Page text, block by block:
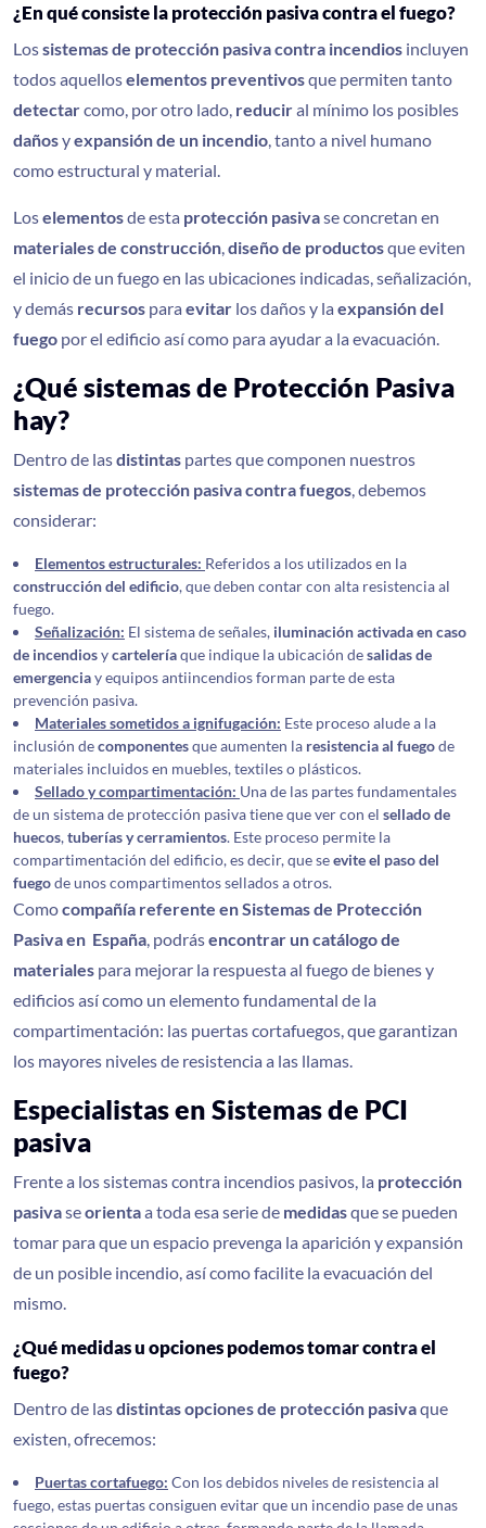
¿En qué consiste la protección pasiva contra el fuego?
Lossistemas de protección pasiva contra incendios incluyen
todos aquelloselementos preventivosque permiten tanto
detectarcomo, por otro lado, reduciral mínimo los posibles
dañosyexpansión de un incendio, tanto a nivel humano
como estructural y material.
Loselementosde esta protección pasivase concretan en
materiales de construcción,diseño de productosque eviten
el inicio de un fuego en las ubicaciones indicadas, señalización,
y demás recursos para evitar los daños y la expansión del
fuego por el edificio así como para ayudar a la evacuación.
¿Qué sistemas de Protección Pasiva
hay?
Dentro de lasdistintas partes que componen nuestros
sistemas de protección pasiva contra fuegos, debemos
considerar:
Elementos estructurales: Referidos a los utilizados en la
construcción del edificio, que deben contar con alta resistencia al
fuego.
Señalización: El sistema de señales, iluminación activada en caso
de incendiosycarteleríaque indique la ubicación desalidas de
emergenciay equipos antiincendios forman parte de esta
prevención pasiva.
Materiales sometidos a ignifugación: Este proceso alude a la
inclusión decomponentesque aumenten la resistencia al fuegode
materiales incluidos en muebles, textiles o plásticos.
Sellado y compartimentación: Una de las partes fundamentales
de un sistema de protección pasiva tiene que ver con el sellado de
huecos,tuberías y cerramientos. Este proceso permite la
compartimentación del edificio, es decir, que seevite el paso del
fuegode unos compartimentos sellados a otros.
Comocompañía referente en Sistemas de Protección
Pasiva en España, podrásencontrar un catálogo de
materiales para mejorar la respuesta al fuego de bienes y
edificios así como un elemento fundamental de la
compartimentación: las puertas cortafuegos, que garantizan
los mayores niveles de resistencia a las llamas.
Especialistas en Sistemas de PCI
pasiva
Frente a los sistemas contra incendios pasivos, la protección
pasivaseorientaa toda esa serie de medidasque se pueden
tomar para que un espacio prevenga la aparición y expansión
de un posible incendio, así como facilite la evacuación del
mismo.
¿Qué medidas u opciones podemos tomar contra el
fuego?
Dentro de lasdistintas opciones de protección pasivaque
existen, ofrecemos:
Puertas cortafuego: Con los debidos niveles de resistencia al
fuego, estas puertas consiguen evitar que un incendio pase de unas